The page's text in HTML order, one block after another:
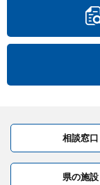
相談窓口
県の施設